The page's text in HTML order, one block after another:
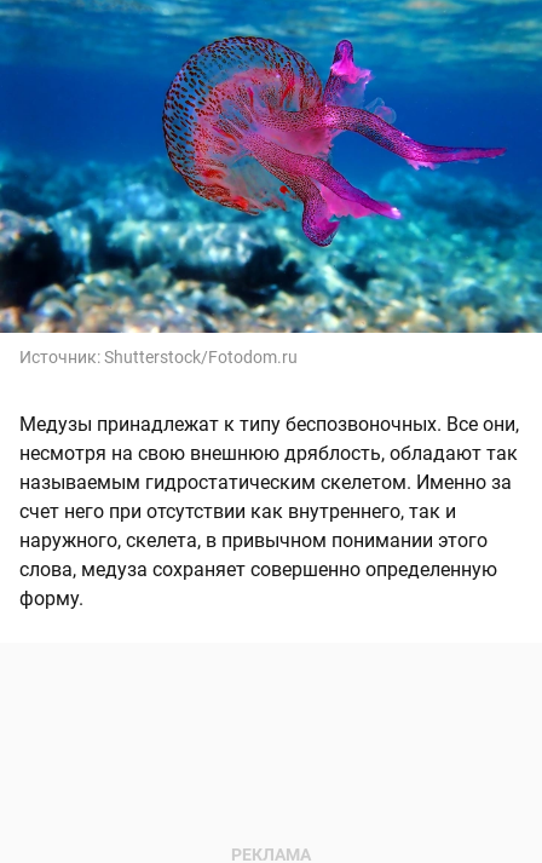
Источник:Shutterstock/Fotodom.ru
Медузы принадлежат к типу беспозвоночных. Все они,
несмотря на свою внешнюю дряблость, обладают так
называемым гидростатическим скелетом. Именно за
счет него при отсутствии как внутреннего, так и
наружного, скелета, в привычном понимании этого
слова, медуза сохраняет совершенно определенную
форму.